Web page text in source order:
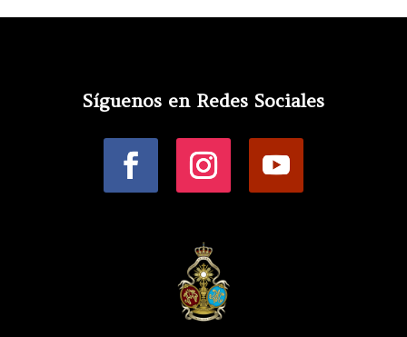
Síguenos en Redes Sociales